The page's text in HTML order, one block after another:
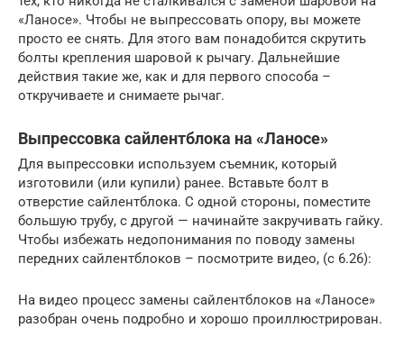
«Ланосе». Чтобы не выпрессовать опору, вы можете
просто ее снять. Для этого вам понадобится скрутить
болты крепления шаровой к рычагу. Дальнейшие
действия такие же, как и для первого способа –
откручиваете и снимаете рычаг.
Выпрессовка сайлентблока на «Ланосе»
Для выпрессовки используем съемник, который
изготовили (или купили) ранее. Вставьте болт в
отверстие сайлентблока. С одной стороны, поместите
большую трубу, с другой — начинайте закручивать гайку.
Чтобы избежать недопонимания по поводу замены
передних сайлентблоков – посмотрите видео, (с 6.26):
На видео процесс замены сайлентблоков на «Ланосе»
разобран очень подробно и хорошо проиллюстрирован.